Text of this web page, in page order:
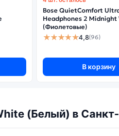
2 ГГц
8
Bose QuietComfort
Headphones 2
(Фиолетовые)
★★★★★4,8(96)
В корзину
(Белый) в